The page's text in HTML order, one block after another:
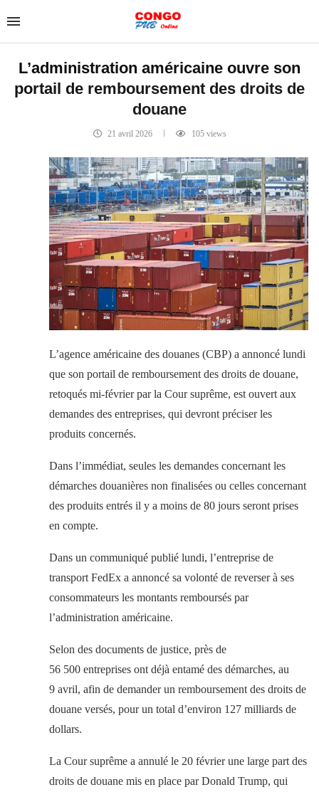
L’administration américaine ouvre son
portail de remboursement des droits de
douane
21 avril 2026 105views
L’agence américaine des douanes (CBP) a annoncé lundi
que son portail de remboursement des droits de douane,
retoqués mi-février par la Cour suprême, est ouvert aux
demandes des entreprises, qui devront préciser les
produits concernés.
Dans l’immédiat, seules les demandes concernant les
démarches douanières non finalisées ou celles concernant
des produits entrés il y a moins de 80 jours seront prises
en compte.
Dans un communiqué publié lundi, l’entreprise de
transport FedEx a annoncé sa volonté de reverser à ses
consommateurs les montants remboursés par
l’administration américaine.
Selon des documents de justice, près de
56 500 entreprises ont déjà entamé des démarches, au
9 avril, afin de demander un remboursement des droits de
douane versés, pour un total d’environ 127 milliards de
dollars.
La Cour suprême a annulé le 20 février une large part des
droits de douane mis en place par Donald Trump, qui